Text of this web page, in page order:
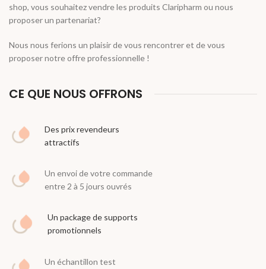
shop, vous souhaitez vendre les produits Claripharm ou nous
proposer un partenariat?
Nous nous ferions un plaisir de vous rencontrer et de vous
proposer notre offre professionnelle !
CE QUE NOUS OFFRONS
Des prix revendeurs
attractifs
Un envoi de votre commande
entre 2 à 5 jours ouvrés
Un package de supports
promotionnels
Un échantillon test